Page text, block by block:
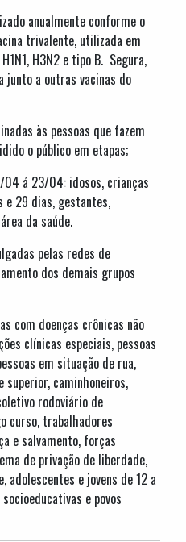
anualmente conforme o
trivalente, utilizada em
H3N2 e tipo B. Segura,
junto a outras vacinas do
às pessoas que fazem
o público em etapas;
á 23/04: idosos, crianças
e 29 dias, gestantes,
da saúde.
pelas redes de
dos demais grupos
com doenças crônicas não
clínicas especiais, pessoas
em situação de rua,
superior, caminhoneiros,
rodoviário de
curso, trabalhadores
e salvamento, forças
de privação de liberdade,
adolescentes e jovens de 12 a
e povos